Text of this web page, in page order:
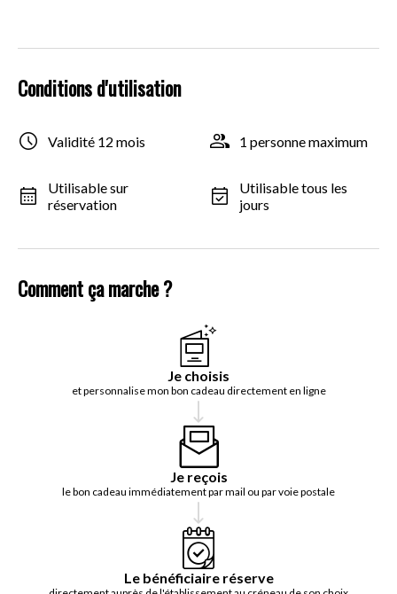
Conditions d'utilisation
Validité 12 mois 1 personne maximum
Utilisable sur
réservation
Utilisable tous les
jours
Comment ça marche ?
Je choisis
et personnalise mon bon cadeau directement en ligne
Je reçois
le bon cadeau immédiatement par mail ou par voie postale
Le bénéficiaire réserve